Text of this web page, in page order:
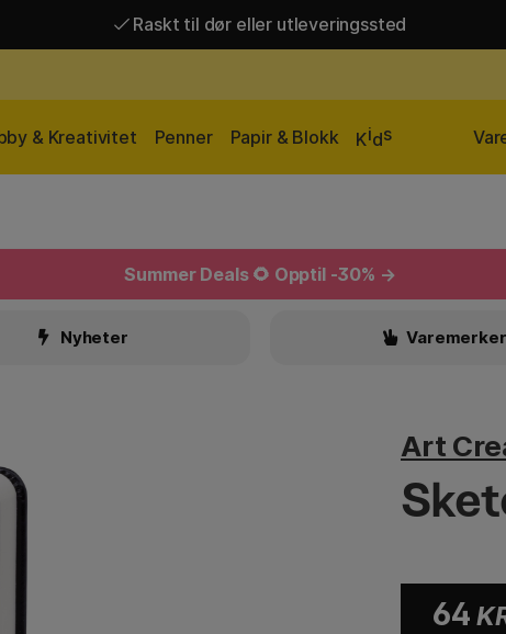
Raskt til dør eller utleveringssted
& Kreativitet Penner Papir & Blokk Kids
Summer Deals 🌻 Opptil -30% →
Nyheter Varemerker
Art
64